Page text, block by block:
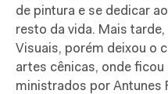
de pintura e se dedicar
resto da vida. Mais
Visuais, porém deixou o
artes cênicas, onde
ministrados por Antunes